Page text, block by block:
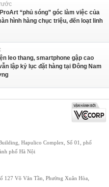
“phủ sóng” góc làm việc của
hình hàng chục triệu, đến loạt linh
leo thang, smartphone gập cao
lập kỷ lục đặt hàng tại Đông Nam
Hapulico Complex, Số 01, phố
phố Hà Nội
127 Võ Văn Tần, Phường Xuân Hòa,